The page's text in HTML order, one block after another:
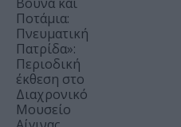
Ποτάμια:
Πνευματική
Πατρίδα»:
Περιοδική
έκθεση στο
Διαχρονικό
Μουσείο